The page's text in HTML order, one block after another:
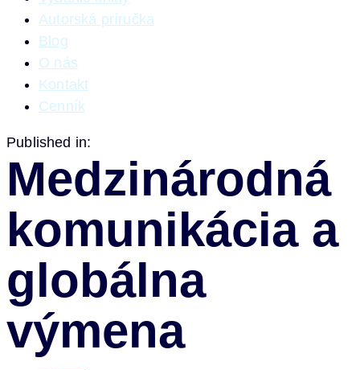
Autorská príručka
Blog
O nás
Kontakt
Cenník
Published in:
Medzinárodná
komunikácia a
globálna
výmena